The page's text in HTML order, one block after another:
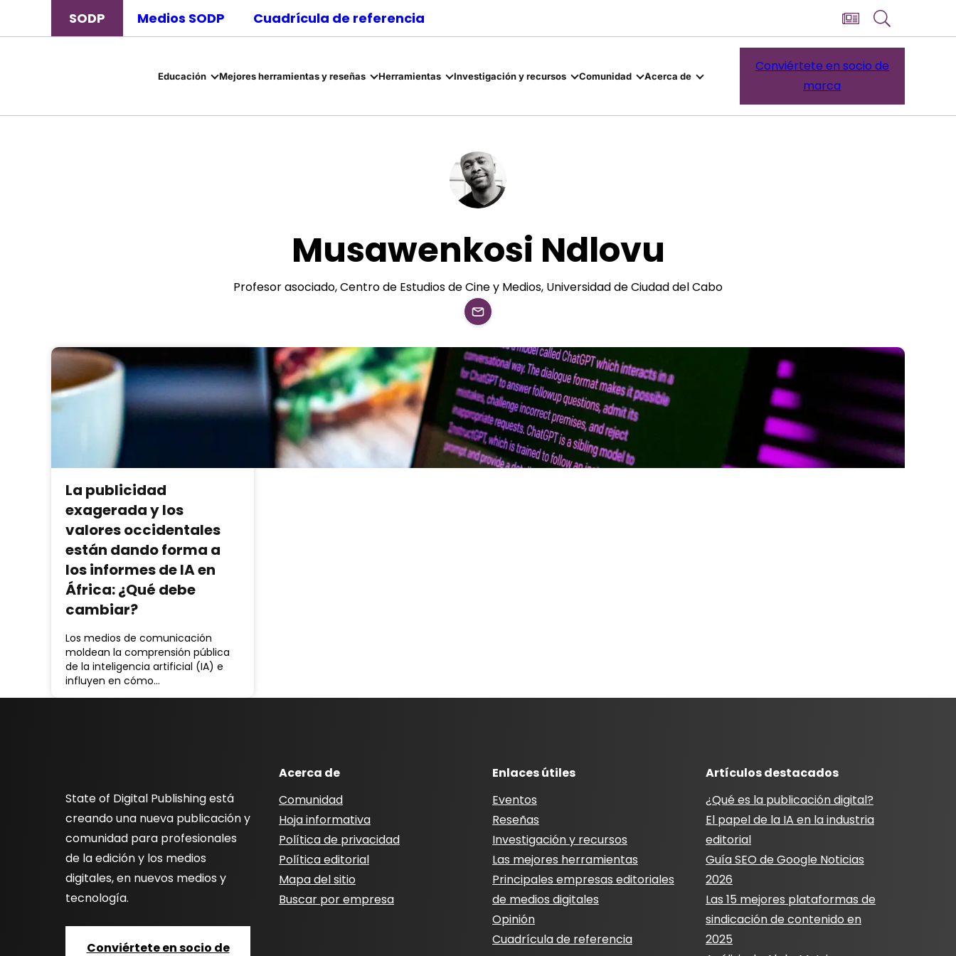
SODP Medios SODP Cuadrícula de referencia
Educación Mejores herramientas y reseñas Herramientas Investigación y recursos Comunidad Acerca de
Conviértete en socio de
marca
Musawenkosi Ndlovu
Profesor asociado, Centro de Estudios de Cine y Medios, Universidad de Ciudad del Cabo
La publicidad
exagerada y los
valores occidentales
están dando forma a
los informes de IA en
África: ¿Qué debe
cambiar?
Los medios de comunicación
moldean la comprensión pública
de la inteligencia artificial (IA) e
influyen en cómo…
State of Digital Publishing está
creando una nueva publicación y
comunidad para profesionales
de la edición y los medios
digitales, en nuevos medios y
tecnología.
Conviértete en socio de
Acerca de
Comunidad
Hoja informativa
Política de privacidad
Política editorial
Mapa del sitio
Buscar por empresa
Enlaces útiles
Eventos
Reseñas
Investigación y recursos
Las mejores herramientas
Principales empresas editoriales
de medios digitales
Opinión
Cuadrícula de referencia
Artículos destacados
¿Qué es la publicación digital?
El papel de la IA en la industria
editorial
Guía SEO de Google Noticias
2026
Las 15 mejores plataformas de
sindicación de contenido en
2025